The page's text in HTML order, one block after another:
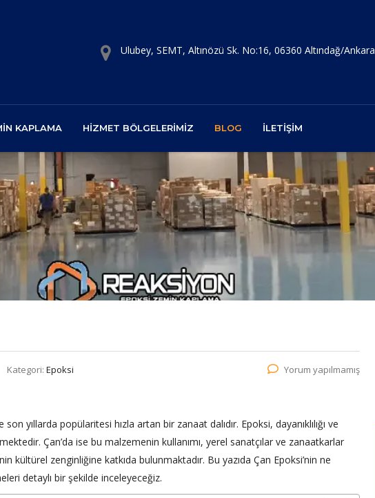
Ulubey, SEMT, Altınözü Sk. No:16, 06360 Altındağ/Ankara
KAPLAMA HIZMET BÖLGELERIMIZ BLOG İLETIŞIM
Kategori: Epoksi Yorum yapılmamış
yıllarda popülaritesi hızla artan bir zanaat dalıdır. Epoksi, dayanıklılığı ve
Çan’da ise bu malzemenin kullanımı, yerel sanatçılar ve zanaatkarlar
kültürel zenginliğine katkıda bulunmaktadır. Bu yazıda Çan Epoksi’nin ne
detaylı bir şekilde inceleyeceğiz.